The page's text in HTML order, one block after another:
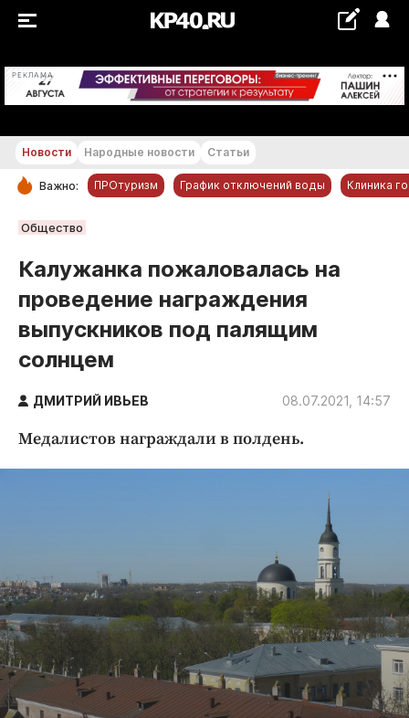
РЕКЛАМА +18...+19 °С
РУБРИКИ
Новости компаний
Статьи
Народные новости
Авто и транспорт
Благоустройство
Культура
Праздники
Происшествия
Спорт
Экономика и бизнес
ПРОЕКТЫ
Новости Народные новости Статьи
Важно: ПРОтуризм График отключений воды Клиника
Общество
Калужанка пожаловалась на
проведение награждения
выпускников под палящим
солнцем
ДМИТРИЙ ИВЬЕВ 08.07.2021, 14:57
Медалистов награждали в полдень.